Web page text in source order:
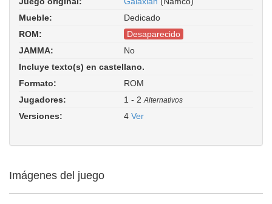
Mueble:
Dedicado
ROM:
Desaparecido
JAMMA:
No
Incluye texto(s) en castellano.
Formato:
ROM
Jugadores:
1 - 2 Alternativos
Versiones: 4 Ver
Imágenes del juego